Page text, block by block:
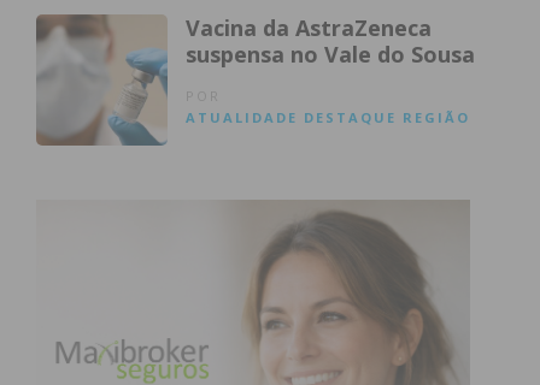
Vacina da AstraZeneca
suspensa no Vale do Sousa
ATUALIDADE DESTAQUE REGIÃO